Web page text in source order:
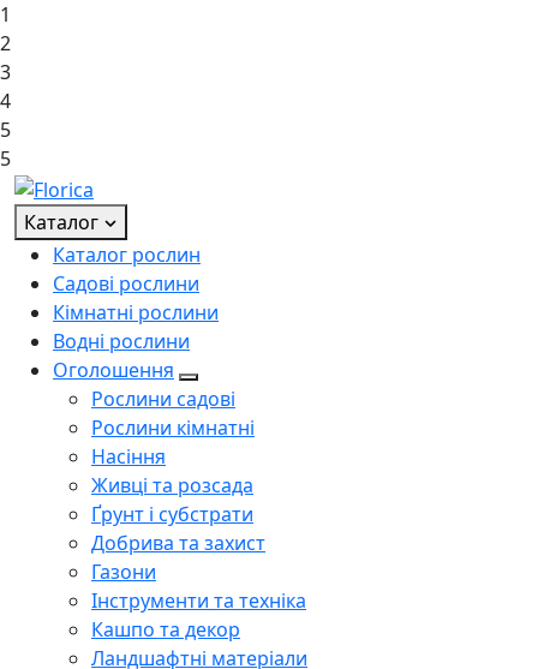
1
2
3
4
5
5
Каталог
Каталог рослин
Садові рослини
Кімнатні рослини
Водні рослини
Оголошення
Рослини садові
Рослини кімнатні
Насіння
Живці та розсада
Ґрунт і субстрати
Добрива та захист
Газони
Інструменти та техніка
Кашпо та декор
Ландшафтні матеріали